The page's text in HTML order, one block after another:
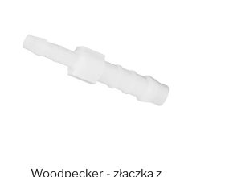
Woodpecker - złączka z